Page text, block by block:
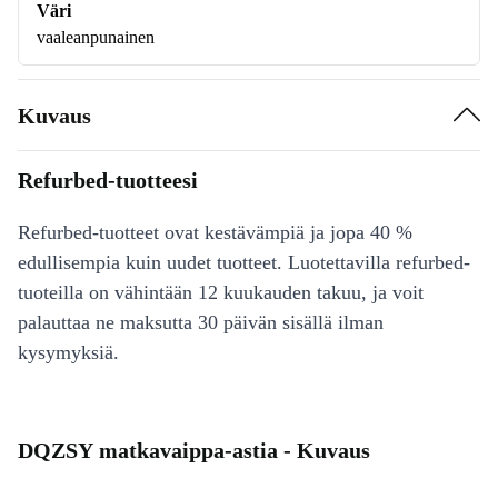
Väri
vaaleanpunainen
Kuvaus
Refurbed-tuotteesi
Refurbed-tuotteet ovat kestävämpiä ja jopa 40 %
edullisempia kuin uudet tuotteet. Luotettavilla refurbed-
tuoteilla on vähintään 12 kuukauden takuu, ja voit
palauttaa ne maksutta 30 päivän sisällä ilman
kysymyksiä.
DQZSY matkavaippa-astia - Kuvaus